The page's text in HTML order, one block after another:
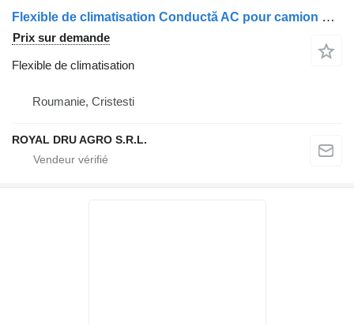
Flexible de climatisation Conductă AC pour camion Renault 84538612
Prix sur demande
Flexible de climatisation
Roumanie, Cristesti
ROYAL DRU AGRO S.R.L.